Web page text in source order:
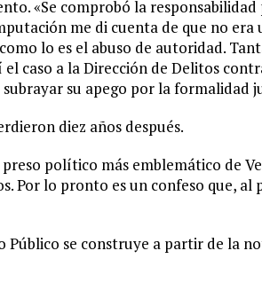
«Se comprobó la
me di cuenta de que no era
lo es el abuso de autoridad.
caso a la Dirección de Delitos
su apego por la formalidad
diez años después.
político más emblemático de
Por lo pronto es un confeso que, al
se construye a partir de la